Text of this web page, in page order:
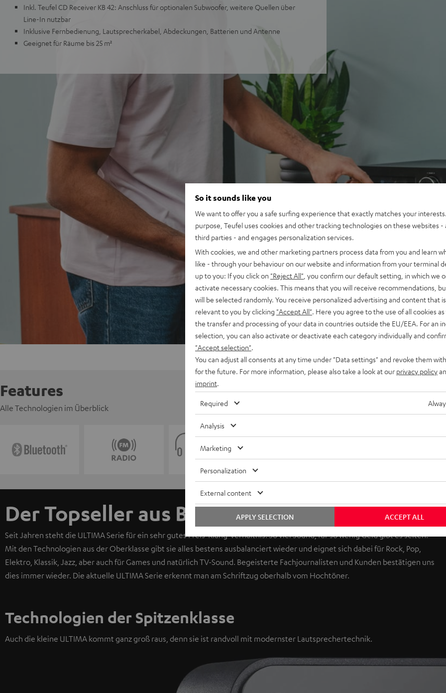
Inkl. Teufel CD Receiver KB 42: Anschluss für optionalen Subwoofer, weitere Quellen über
Line-In nutzbar
Inklusive Fernbedienung, Lautsprecherkabel, Abdeckungen, Batterien und Antenne
Geeignet für Räume bis 25 m²
Features
Alle Technologien im Überblick
Der Topseller aus Berlin
Seit Jahren steht die ULTIMA Serie für ein sehr gutes Preis-Klang-Verhältnis. So viel Sound, für so wenig Geld gibt es selten.
Mit den Technologien aus der Oberklasse gibt sie alles bestens ausbalanciert wieder und eignet sich dabei für Rock, Pop,
Elektro, Klassik, Jazz, aber auch für Games und natürlich TV-Sound. Begeisterte Fachjournalisten und Kunden bestätigen uns
dies immer wieder. Die aktuelle ULTIMA Serie erkennt man am Schriftzug oberhalb vom Hochtöner.
Technologien der Spitzenklasse
Auch die kleine ULTIMA kommt ganz groß raus, denn sie ist randvoll mit modernster Lautsprechertechnik.
So it sounds like you
We want to offer you a safe surfing experience that exactly matches your
purpose, Teufel uses cookies and other tracking technologies on these websites -
third parties - and engages personalization services.
With cookies, we and other marketing partners process data from you and learn
like - through your behaviour on our website and information from your terminal
up to you: If you click on "Reject All" , you confirm our default setting, in which we
activate necessary cookies. This means that you will receive recommendations,
will be selected randomly. You receive personalized advertising and content that
relevant to you by clicking "Accept All" . Here you agree to the use of all cookies
the transfer and processing of your data in countries outside the EU/EEA. For an
selection, you can also activate or deactivate each category individually and
"Accept selection"
You can adjust all consents at any time under "Data settings" and revoke them
for the future. For more information, please also take a look at our privacy policy
imprint
Required
Analysis
Marketing
Personalization
External content
ACCEPT ALL
APPLY SELECTION